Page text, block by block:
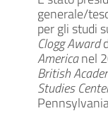
generale/
per gli studi
Clogg Award
Americanel
British
Studies